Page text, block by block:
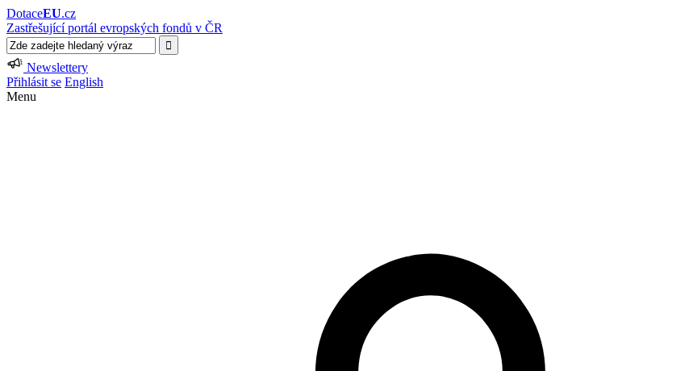
DotaceEU.cz
Zastřešující portál evropských fondů v ČR
Newslettery
Přihlásit se English
Menu